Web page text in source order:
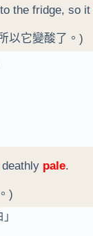
the fridge, so it
以它變酸了。)
deathly pale.
)